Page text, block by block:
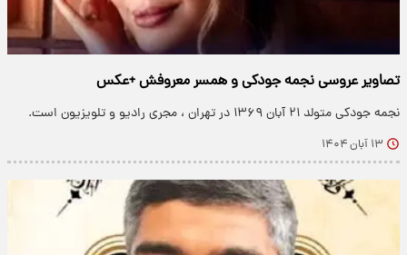
تصاویر عروسی نجمه جودکی و همسر معروفش +عکس
نجمه جودکی متولد ۲۱ آبان ۱۳۶۹ در تهران ، مجری رادیو و تلویزیون است.
۱۳ آبان ۱۴۰۴